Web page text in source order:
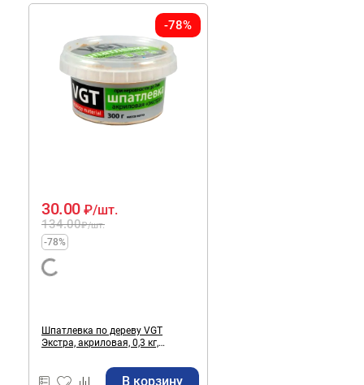
-78%
134.00₽/шт.
30.00 ₽/шт.
-78%
Шпатлевка по дереву VGT
Экстра, акриловая, 0,3 кг,
В корзину